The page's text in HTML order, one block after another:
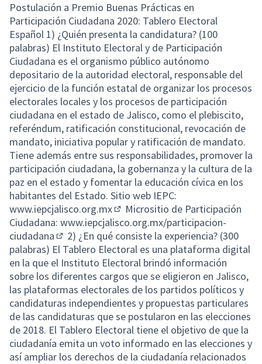
Postulación a Premio Buenas Prácticas en
Participación Ciudadana 2020: Tablero Electoral
Español 1) ¿Quién presenta la candidatura? (100
palabras) El Instituto Electoral y de Participación
Ciudadana es el organismo público autónomo
depositario de la autoridad electoral, responsable del
ejercicio de la función estatal de organizar los procesos
electorales locales y los procesos de participación
ciudadana en el estado de Jalisco, como el plebiscito,
referéndum, ratificación constitucional, revocación de
mandato, iniciativa popular y ratificación de mandato.
Tiene además entre sus responsabilidades, promover la
participación ciudadana, la gobernanza y la cultura de la
paz en el estado y fomentar la educación cívica en los
habitantes del Estado. Sitio web IEPC:
www.iepcjalisco.org.mx
(External link)
Micrositio de Participación
Ciudadana: www.iepcjalisco.org.mx/participacion-
ciudadana
(External link)
2) ¿En qué consiste la experiencia? (300
palabras) El Tablero Electoral es una plataforma digital
en la que el Instituto Electoral brindó información
sobre los diferentes cargos que se eligieron en Jalisco,
las plataformas electorales de los partidos políticos y
candidaturas independientes y propuestas particulares
de las candidaturas que se postularon en las elecciones
de 2018. El Tablero Electoral tiene el objetivo de que la
ciudadanía emita un voto informado en las elecciones y
así ampliar los derechos de la ciudadanía relacionados